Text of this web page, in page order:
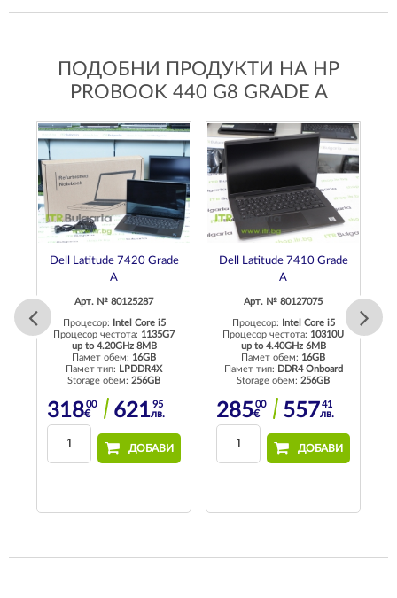
ПОДОБНИ ПРОДУКТИ НА HP
PROBOOK 440 G8 GRADE A
Dell Latitude 7420 Grade
A
Арт. № 80125287
Процесор:
Intel Core i5
Процесор честота: 1135G7
up to 4.20GHz 8MB
Памет обем: 16GB
Памет тип: LPDDR4X
Storage обем: 256GB
31800
€ 62195
лв.
ДОБАВИ
Dell Latitude 7410 Grade
A
Арт. № 80127075
Процесор:
Intel Core i5
Процесор честота: 10310U
up to 4.40GHz 6MB
Памет обем: 16GB
Памет тип: DDR4 Onboard
Storage обем: 256GB
28500
€ 55741
лв.
ДОБАВИ